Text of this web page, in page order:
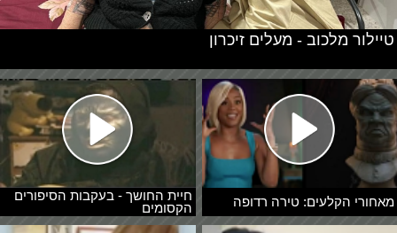
מאחורי הקלעים: טירה רדופה
חיית החושך - בעקבות הסיפורים
הקסומים
טיילור מלכוב - מעלים זיכרון